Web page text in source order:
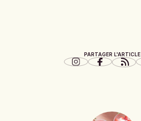
PARTAGER L'ARTICLE